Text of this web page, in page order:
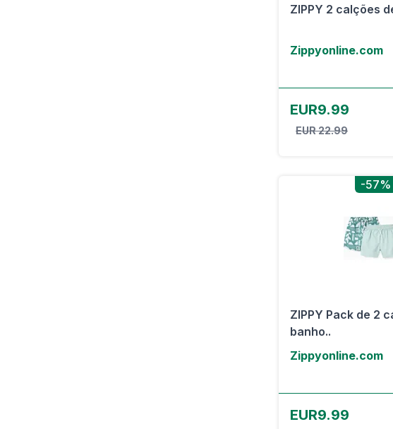
ZIPPY 2 calções
Zippyonline.com
EUR9.99
EUR 22.99
-57%
ZIPPY Pack de 2
banho..
Zippyonline.com
EUR9.99